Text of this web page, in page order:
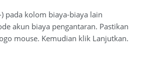
pada kolom biaya-biaya lain
akun biaya pengantaran. Pastikan
mouse. Kemudian klik Lanjutkan.